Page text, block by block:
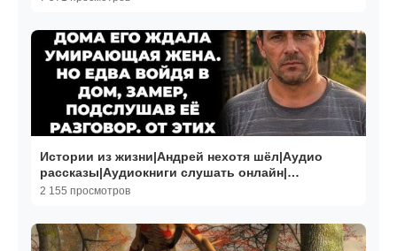
Истории из жизни|Андрей нехотя шёл|Аудио
рассказы|Аудиокниги слушать онлайн|
Жизненные истории
2 155 просмотров